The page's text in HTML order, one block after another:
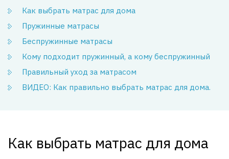
Как выбрать матрас для дома
Пружинные матрасы
Беспружинные матрасы
Кому подходит пружинный, а кому беспружинный
Правильный уход за матрасом
ВИДЕО: Как правильно выбрать матрас для дома.
Как выбрать матрас для дома